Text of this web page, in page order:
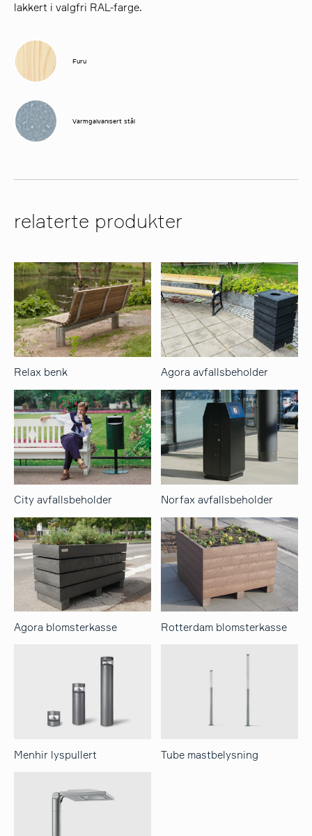
lakkert i valgfri RAL-farge.
Furu
Varmgalvanisert stål
relaterte produkter
Relax benk Agora avfallsbeholder
City avfallsbeholder Norfax avfallsbeholder
Agora blomsterkasse Rotterdam blomsterkasse
Menhir lyspullert Tube mastbelysning